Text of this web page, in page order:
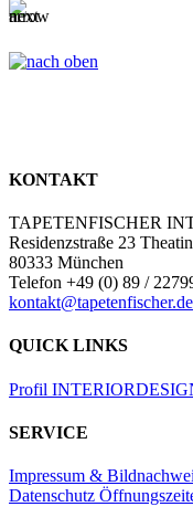
KONTAKT
TAPETENFISCHER
Residenzstraße 23
80333 München
Telefon +49 (0) 89 /
kontakt@tapetenfischer.de
QUICK LINKS
Profil
SERVICE
Impressum &
Datenschutz